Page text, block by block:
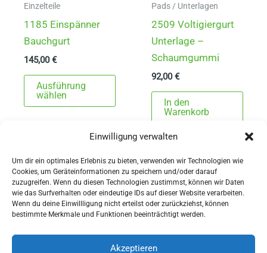
Einwilligung verwalten
Um dir ein optimales Erlebnis zu bieten, verwenden wir Technologien wie
Cookies, um Geräteinformationen zu speichern und/oder darauf
zuzugreifen. Wenn du diesen Technologien zustimmst, können wir Daten
wie das Surfverhalten oder eindeutige IDs auf dieser Website verarbeiten.
Wenn du deine Einwillligung nicht erteilst oder zurückziehst, können
bestimmte Merkmale und Funktionen beeinträchtigt werden.
Akzeptieren
Einzelteile
1185 Einspänner
Bauchgurt
145,00€
Ausführung
wählen
Dieses
Varianten
auf.
Die
Optionen
können
der
Pads / Unterlagen
2509 Voltigiergurt
Unterlage –
Schaumgummi
92,00€
In den
Warenkorb
AGBs
Widerrufsbelehrung